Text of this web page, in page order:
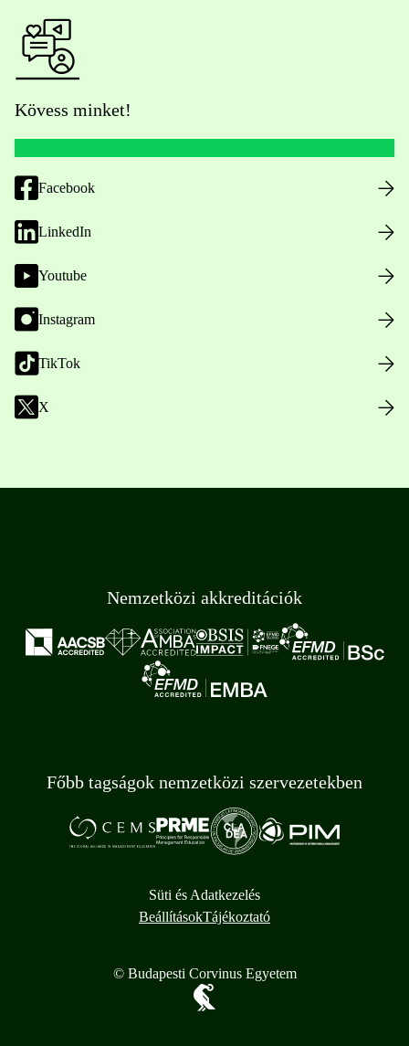
Kövess minket!
Facebook
LinkedIn
Youtube
Instagram
TikTok
X
Nemzetközi akkreditációk
Főbb tagságok nemzetközi szervezetekben
Süti és Adatkezelés
BeállításokTájékoztató
© Budapesti Corvinus Egyetem